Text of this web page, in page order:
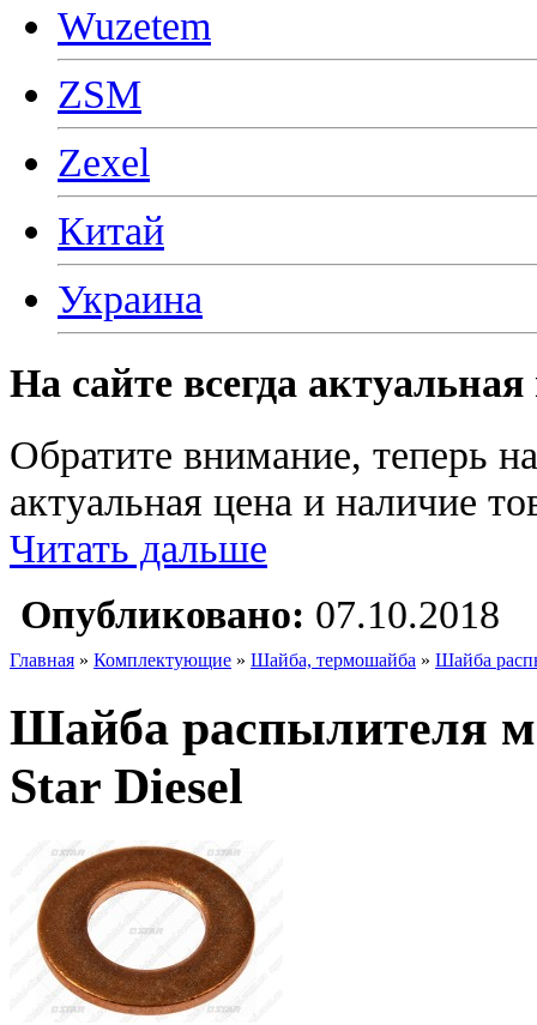
Wuzetem
ZSM
Zexel
Китай
Украина
На сайте всегда
Обратите внимание, теперь
актуальная цена и наличие
Читать дальше
Опубликовано: 07.10.2018
Главная » Комплектующие » Шайба, термошайба » Шайба
Шайба распылителя
Star Diesel